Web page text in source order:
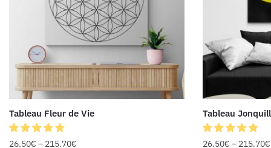
Tableau Fleur de Vie
26.50€ – 215.70€
Tableau
26.50€ – 215.70€